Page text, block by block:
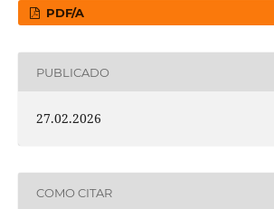
PDF/A
PUBLICADO
27.02.2026
COMO CITAR